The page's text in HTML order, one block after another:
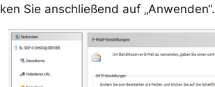
Sie anschließend auf „Anwenden“.